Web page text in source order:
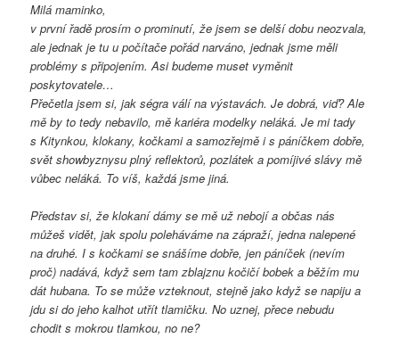
Milá maminko,
v první řadě prosím o prominutí, že jsem se delší dobu neozvala,
ale jednak je tu u počítače pořád narváno, jednak jsme měli
problémy s připojením. Asi budeme muset vyměnit
poskytovatele…
Přečetla jsem si, jak ségra válí na výstavách. Je dobrá, viď? Ale
mě by to tedy nebavilo, mě kariéra modelky neláká. Je mi tady
s Kitynkou, klokany, kočkami a samozřejmě i s páníčkem dobře,
svět showbyznysu plný reflektorů, pozlátek a pomíjivé slávy mě
vůbec neláká. To víš, každá jsme jiná.
Představ si, že klokaní dámy se mě už nebojí a občas nás
můžeš vidět, jak spolu poleháváme na zápraží, jedna nalepené
na druhé. I s kočkami se snášíme dobře, jen páníček (nevím
proč) nadává, když sem tam zblajznu kočičí bobek a běžím mu
dát hubana. To se může vzteknout, stejně jako když se napiju a
jdu si do jeho kalhot utřít tlamičku. No uznej, přece nebudu
chodit s mokrou tlamkou, no ne?